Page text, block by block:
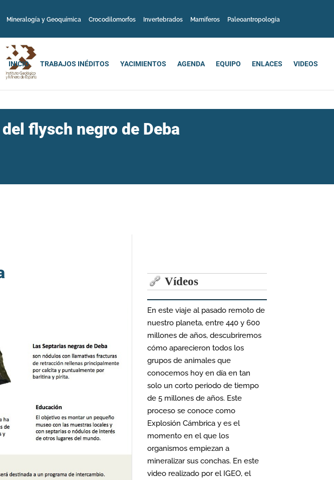
Mineralogía y Geoquímica Crocodilomorfos Invertebrados Mamiferos
Paleoantropologia
INICIO TRABAJOS INÉDITOS YACIMIENTOS AGENDA EQUIPO ENLACES VIDEOS
flysch negro de Deba
Vídeos
En este viaje al pasado remoto de
nuestro planeta, entre 440 y 600
millones de años, descubriremos
cómo aparecieron todos los
grupos de animales que
conocemos hoy en día en tan
solo un corto periodo de tiempo
de 5 millones de años. Este
proceso se conoce como
Explosión Cámbrica y es el
momento en el que los
organismos empiezan a
mineralizar sus conchas. En este
video realizado por el IGEO, el